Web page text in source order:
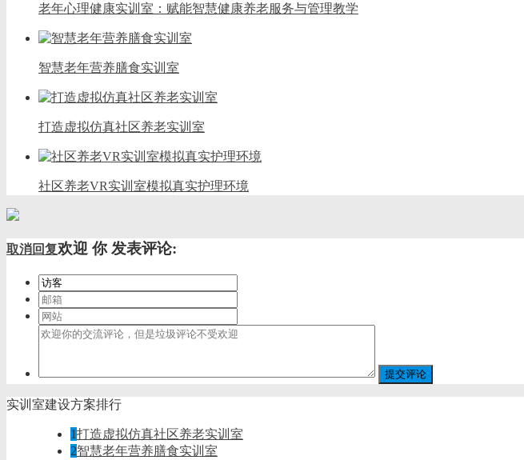
老年心理健康实训室：赋能智慧健康养老服务与管理教学
智慧老年营养膳食实训室
打造虚拟仿真社区养老实训室
社区养老VR实训室模拟真实护理环境
取消回复欢迎 你发表评论:
实训室建设方案排行
1打造虚拟仿真社区养老实训室
2智慧老年营养膳食实训室